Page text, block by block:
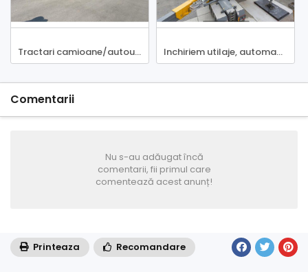
Tractari camioane/autoutilitare/autoturisme NON STOP Inchiriem utilaje, automacarale si camioane pentu constructii
Comentarii
Nu s-au adăugat încă
comentarii, fii primul care
comentează acest anunț!
Printeaza Recomandare